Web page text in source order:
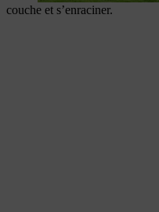
couche et s’enraciner.